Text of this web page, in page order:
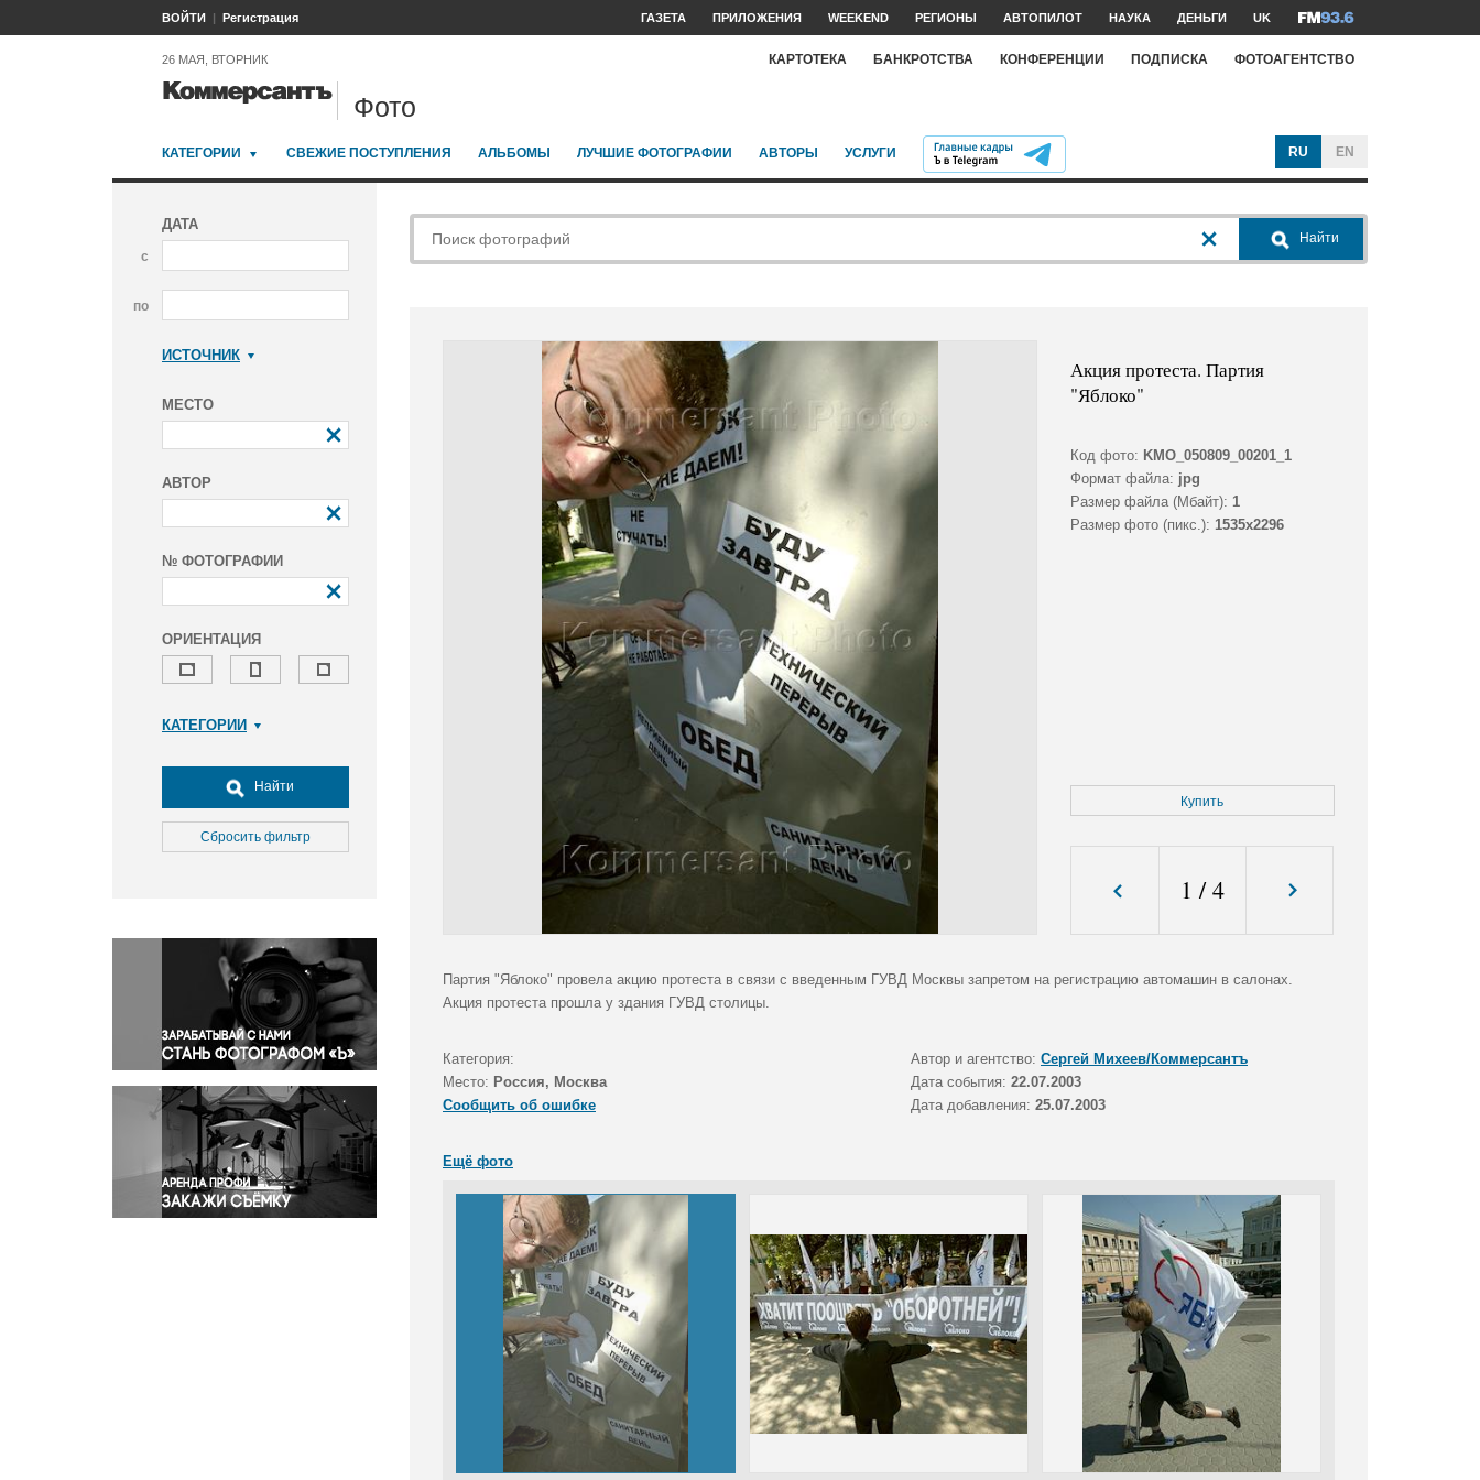
ВОЙТИ Регистрация ГАЗЕТА ПРИЛОЖЕНИЯ WEEKEND РЕГИОНЫ АВТОПИЛОТ НАУКА ДЕНЬГИ UK
26 МАЯ, ВТОРНИК КАРТОТЕКА БАНКРОТСТВА КОНФЕРЕНЦИИ ПОДПИСКА ФОТОАГЕНТСТВО
Фото
КАТЕГОРИИ СВЕЖИЕ ПОСТУПЛЕНИЯ АЛЬБОМЫ ЛУЧШИЕ ФОТОГРАФИИ АВТОРЫ УСЛУГИ RU EN
ДАТА
с
по
ИСТОЧНИК
МЕСТО
АВТОР
№ ФОТОГРАФИИ
ОРИЕНТАЦИЯ
КАТЕГОРИИ
Досуг, туризм и отдых
Культура
Медицина
Окружающая среда
Политика
Правосудие
Происшествия и конфликты
Религия
Светская жизнь
Спорт
Экология
Экономика и бизнес
Найти
Сбросить фильтр
Найти
Акция протеста. Партия
"Яблоко"
Код фото: KMO_050809_00201_1
Формат файла: jpg
Размер файла (Мбайт): 1
Размер фото (пикс.): 1535x2296
Купить
1 /4
Партия "Яблоко" провела акцию протеста в связи с введенным ГУВД Москвы запретом на регистрацию автомашин в салонах.
Акция протеста прошла у здания ГУВД столицы.
Категория: Автор и агентство: Сергей Михеев/Коммерсантъ
Место: Россия, Москва Дата события: 22.07.2003
Сообщить об ошибке
Дата добавления: 25.07.2003
Ещё фото